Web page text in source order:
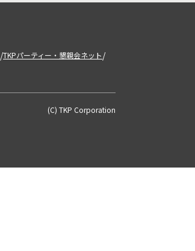
/TKPパーティー・懇親会ネット/
(C) TKP Corporation